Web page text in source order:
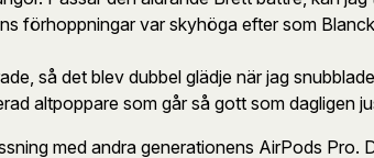
förhoppningar var skyhöga efter som
så det blev dubbel glädje när jag
altpoppare som går så gott som dagligen
med andra generationens AirPods Pro.